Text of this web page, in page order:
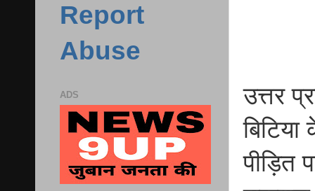
उत्तर
पीड़ित
Report
Abuse
ADS